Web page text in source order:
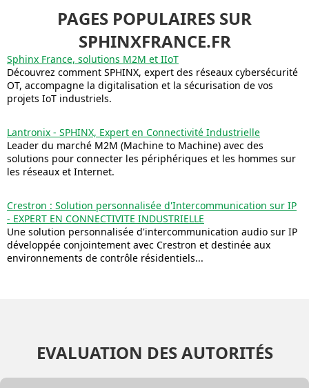
PAGES POPULAIRES SUR
SPHINXFRANCE.FR
Sphinx France, solutions M2M et IIoT
Découvrez comment SPHINX, expert des réseaux cybersécurité
OT, accompagne la digitalisation et la sécurisation de vos
projets IoT industriels.
Lantronix - SPHINX, Expert en Connectivité Industrielle
Leader du marché M2M (Machine to Machine) avec des
solutions pour connecter les périphériques et les hommes sur
les réseaux et Internet.
Crestron : Solution personnalisée d'Intercommunication sur IP
- EXPERT EN CONNECTIVITE INDUSTRIELLE
Une solution personnalisée d'intercommunication audio sur IP
développée conjointement avec Crestron et destinée aux
environnements de contrôle résidentiels...
EVALUATION DES AUTORITÉS